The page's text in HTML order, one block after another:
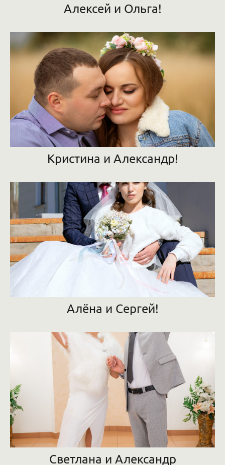
Алексей и Ольга!
Кристина и Александр!
Алёна и Сергей!
Светлана и Александр